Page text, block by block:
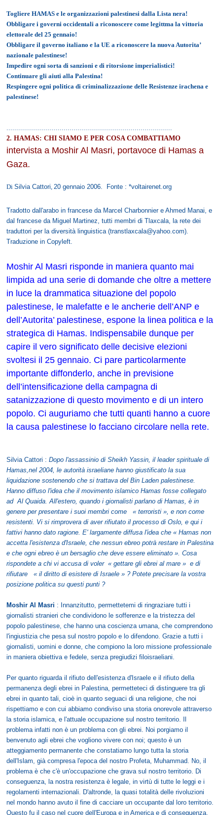
Togliere HAMAS e le organizzazioni palestinesi dalla Lista nera!
Obbligare i governi occidentali a riconoscere come legittma la vittoria
elettorale del 25 gennaio!
Obbligare il governo italiano e la UE a riconoscere la nuova Autorita’
nazionale palestinese!
Impedire ogni sorta di sanzioni e di ritorsione imperialistici!
Continuare gli aiuti alla Palestina!
Respingere ogni politica di criminalizzazione delle Resistenze irachena e
palestinese!
2. HAMAS: CHI SIAMO E PER COSA COMBATTIAMO
intervista a Moshir Al Masri, portavoce di Hamas a
Gaza.
DiSilvia Cattori 20 gennaio 2006. Fonte : *voltairenet.org
Tradotto dall'arabo in francese da Marcel Charbonnier e Ahmed Manai, e
dal francese da Miguel Martinez, tutti membri di Tlaxcala, la rete dei
traduttori per la diversità linguistica (transtlaxcala@yahoo.com).
Traduzione in Copyleft.
Moshir Al Masri risponde in maniera quanto mai
limpida ad una serie di domande che oltre a mettere
in luce la drammatica situazione del popolo
palestinese, le malefatte e le ancherie dell’ANP e
dell’Autorita’ palestinese, espone la linea politica e la
strategica di Hamas. Indispensabile dunque per
capire il vero significato delle decisive elezioni
svoltesi il 25 gennaio. Ci pare particolarmente
importante diffonderlo, anche in previsione
dell’intensificazione della campagna di
satanizzazione di questo movimento e di un intero
popolo. Ci auguriamo che tutti quanti hanno a cuore
la causa palestinese lo facciano circolare nella rete.
Silvia Cattori :Dopo l'assassinio di Sheikh Yassin, il leader spirituale di
Hamas,nel 2004, le autorità israeliane hanno giustificato la sua
liquidazione sostenendo che si trattava del Bin Laden palestinese.
Hanno diffuso l'idea che il movimento islamico Hamas fosse collegato
ad Al Quaida. All'estero, quando i giornalisti parlano di Hamas, è in
genere per presentare i suoi membri come « terroristi », e non come
resistenti. Vi si rimprovera di aver rifiutato il processo di Oslo, e qui i
fattivi hanno dato ragione. E' largamente diffusa l'idea che « Hamas non
accetta l'esistenza d'Israele, che nessun ebreo potrà restare in Palestina
e che ogni ebreo è un bersaglio che deve essere eliminato ». Cosa
rispondete a chi vi accusa di voler « gettare gli ebrei al mare » e di
rifiutare « il diritto di esistere di Israele » ? Potete precisare la vostra
posizione politica su questi punti ?
Moshir Al Masri : Innanzitutto, permettetemi di ringraziare tutti i
giornalisti stranieri che condividono le sofferenze e la tristezza del
popolo palestinese, che hanno una coscienza umana, che comprendono
l'ingiustizia che pesa sul nostro popolo e lo difendono. Grazie a tutti i
giornalisti, uomini e donne, che compiono la loro missione professionale
in maniera obiettiva e fedele, senza pregiudizi filoisraeliani.
Per quanto riguarda il rifiuto dell'esistenza d'Israele e il rifiuto della
permanenza degli ebrei in Palestina, permetteteci di distinguere tra gli
ebrei in quanto tali, cioè in quanto seguaci di una religione, che noi
rispettiamo e con cui abbiamo condiviso una storia onorevole attraverso
la storia islamica, e l'attuale occupazione sul nostro territorio. Il
problema infatti non è un problema con gli ebrei. Noi porgiamo il
benvenuto agli ebrei che vogliono vivere con noi; questo è un
atteggiamento permanente che constatiamo lungo tutta la storia
dell'Islam, già compresa l'epoca del nostro Profeta, Muhammad. No, il
problema è che c'è un'occupazione che grava sul nostro territorio. Di
conseguenza, la nostra resistenza è legale, in virtù di tutte le leggi e i
regolamenti internazionali. D'altronde, la quasi totalità delle rivoluzioni
nel mondo hanno avuto il fine di cacciare un occupante dal loro territorio.
Questo fu il caso nel cuore dell'Europa e in America e di conseguenza,